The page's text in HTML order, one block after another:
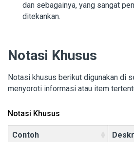
dan sebagainya, yang sangat
ditekankan.
Notasi Khusus
Notasi khusus berikut digunakan di
menyoroti informasi atau item
Notasi Khusus
Contoh